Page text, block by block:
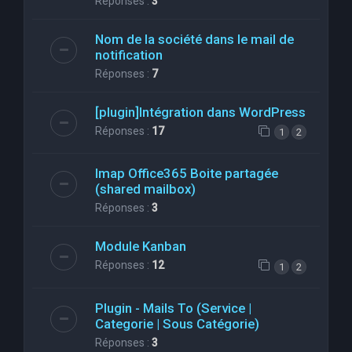
Nom de la société dans le mail de
notification
Réponses : 7
[plugin]Intégration dans WordPress
Réponses : 17 1 2
Imap Office365 Boite partagée
(shared mailbox)
Réponses : 3
Module Kanban
Réponses : 12 1 2
Plugin - Mails To (Service |
Categorie | Sous Catégorie)
Réponses : 3